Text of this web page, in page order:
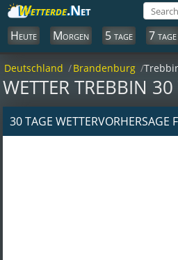
Wetterde.Net
Heute Morgen 5 tage 7 tage
Deutschland Brandenburg
WETTER TREBBIN 30
30 TAGE WETTERVORHERSAGE